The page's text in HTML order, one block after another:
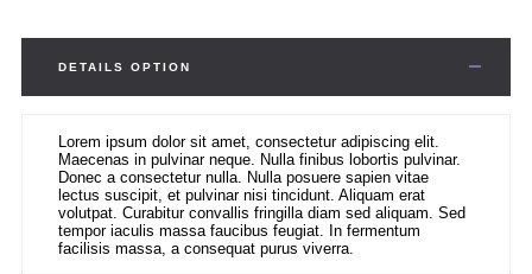
DETAILS OPTION
Lorem ipsum dolor sit amet, consectetur adipiscing elit.
Maecenas in pulvinar neque. Nulla finibus lobortis pulvinar.
Donec a consectetur nulla. Nulla posuere sapien vitae
lectus suscipit, et pulvinar nisi tincidunt. Aliquam erat
volutpat. Curabitur convallis fringilla diam sed aliquam. Sed
tempor iaculis massa faucibus feugiat. In fermentum
facilisis massa, a consequat purus viverra.